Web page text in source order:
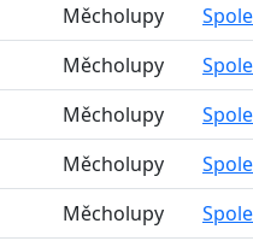
Měcholupy
Měcholupy
Měcholupy
Měcholupy
Měcholupy